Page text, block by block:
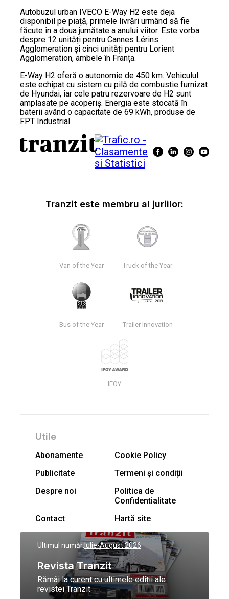
Autobuzul urban IVECO E-Way H2 este deja
disponibil pe piață, primele livrări urmând să fie
făcute în a doua jumătate a anului viitor. Este vorba
despre 12 unități pentru Cannes Lérins
Agglomeration și cinci unități pentru Lorient
Agglomeration, ambele în Franța.
E-Way H2 oferă o autonomie de 450 km. Vehiculul
este echipat cu sistem cu pilă de combustie furnizat
de Hyundai, iar cele patru rezervoare de H2 sunt
amplasate pe acoperiș. Energia este stocată în
baterii având o capacitate de 69 kWh, produse de
FPT Industrial.
Tranzit este membru al juriilor:
Van of the Year Truck of the Year
Bus of the Year Trailer Innovation
IFOY
Utile
Abonamente
Cookie Policy
Publicitate
Termeni și condiții
Despre noi
Politica de
Confidentialitate
Contact
Hartă site
Ultimul număr:Iulie-August 2026
Revista Tranzit
Rămâi la curent cu ultimele ediții ale
revistei Tranzit